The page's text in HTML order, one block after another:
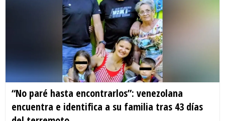
“No paré hasta encontrarlos”: venezolana
encuentra e identifica a su familia tras 43 días